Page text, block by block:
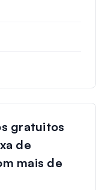
gratuitos
de
mais de